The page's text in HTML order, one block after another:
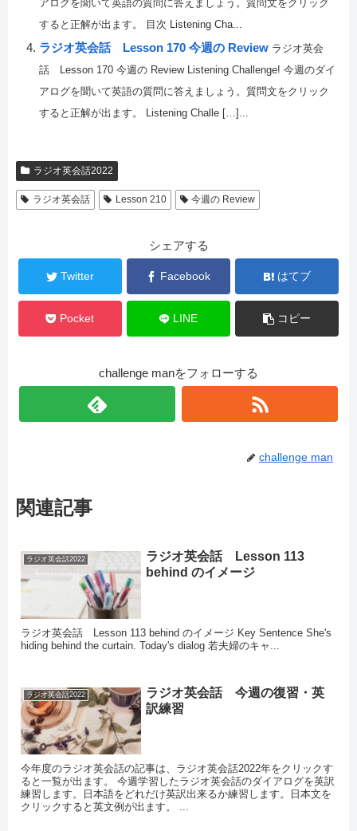
アログを聞いて英語の質問に答えましょう。質問文をクリック
すると正解が出ます。 目次 Listening Cha...
ラジオ英会話 Lesson 170 今週の Review ラジオ英会
話 Lesson 170 今週の Review Listening Challenge! 今週のダイ
アログを聞いて英語の質問に答えましょう。質問文をクリック
すると正解が出ます。 Listening Challe […]...
ラジオ英会話2022
ラジオ英会話 Lesson 210 今週の Review
シェアする
Twitter Facebook はてブ
Pocket LINE コピー
challenge manをフォローする
challenge man
関連記事
ラジオ英会話2022
ラジオ英会話 Lesson 113
behind のイメージ
ラジオ英会話 Lesson 113 behind のイメージ Key Sentence She's
hiding behind the curtain. Today's dialog 若夫婦のキャ...
ラジオ英会話2022
ラジオ英会話 今週の復習・英
訳練習
今年度のラジオ英会話の記事は、ラジオ英会話2022年をクリックす
ると一覧が出ます。 今週学習したラジオ英会話のダイアログを英訳
練習します。日本語をどれだけ英訳出来るか練習します。日本文を
クリックすると英文例が出ます。 ...